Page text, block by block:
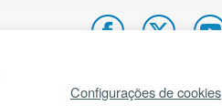
Mapa do site Internacional
Configurações de cookies